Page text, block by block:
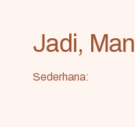
Jadi,
Sederhana: